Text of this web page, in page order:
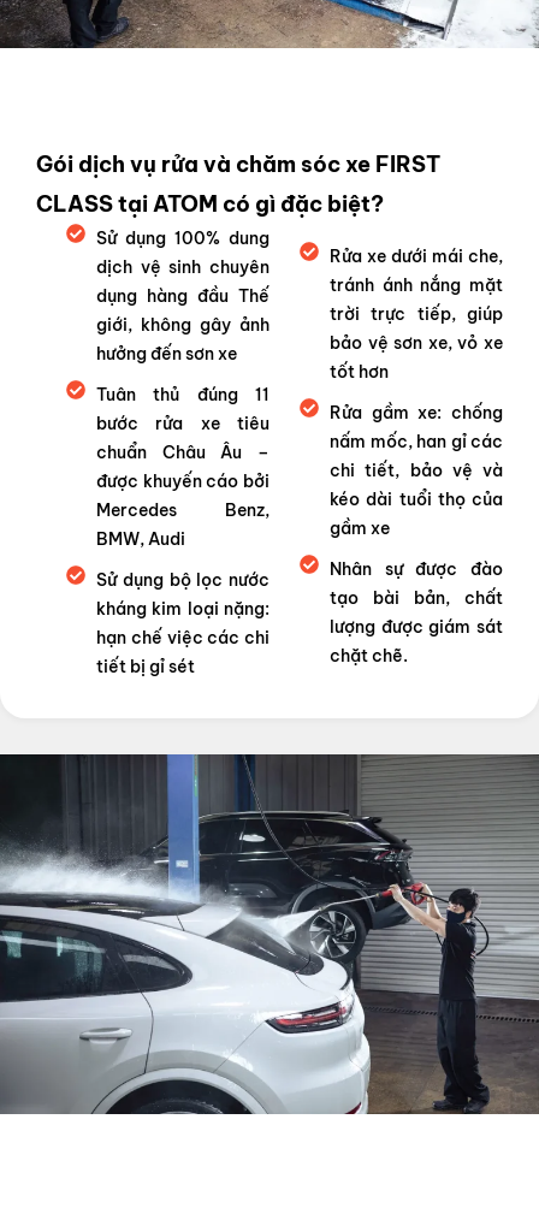
Gói dịch vụ rửa và chăm sóc xe FIRST
CLASS tại ATOM có gì đặc biệt?
Sử dụng 100% dung
dịch vệ sinh chuyên
dụng hàng đầu Thế
giới, không gây ảnh
hưởng đến sơn xe
Tuân thủ đúng 11
bước rửa xe tiêu
chuẩn Châu Âu –
được khuyến cáo bởi
Mercedes Benz,
BMW, Audi
Sử dụng bộ lọc nước
kháng kim loại nặng:
hạn chế việc các chi
tiết bị gỉ sét
Rửa xe dưới mái che,
tránh ánh nắng mặt
trời trực tiếp, giúp
bảo vệ sơn xe, vỏ xe
tốt hơn
Rửa gầm xe: chống
nấm mốc, han gỉ các
chi tiết, bảo vệ và
kéo dài tuổi thọ của
gầm xe
Nhân sự được đào
tạo bài bản, chất
lượng được giám sát
chặt chẽ.